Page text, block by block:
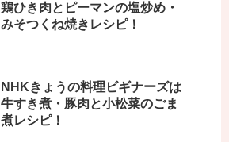
鶏ひき肉とピーマンの塩炒め・
みそつくね焼きレシピ！
NHKきょうの料理ビギナーズは
牛すき煮・豚肉と小松菜のごま
煮レシピ！